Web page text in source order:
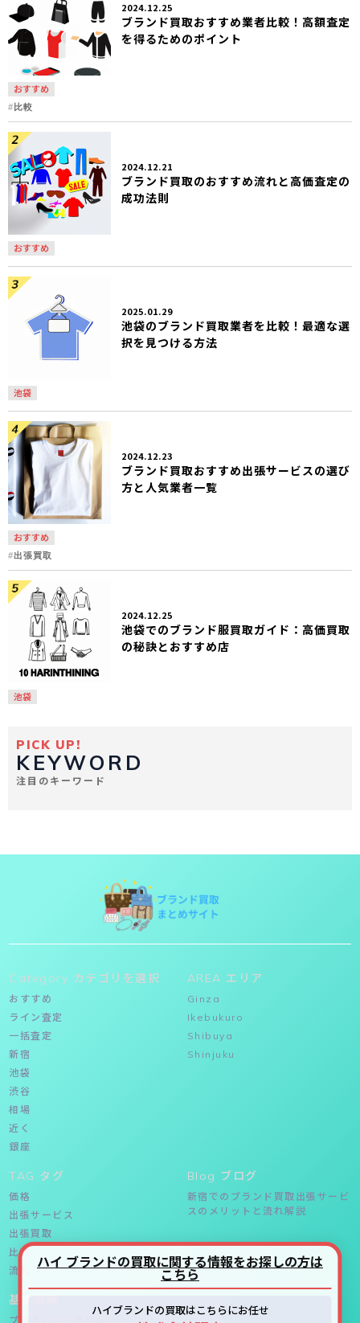
2024.12.25
ブランド買取おすすめ業者比較！高額査定
を得るためのポイント
おすすめ
比較
2024.12.21
ブランド買取のおすすめ流れと高価査定の
成功法則
おすすめ
2025.01.29
池袋のブランド買取業者を比較！最適な選
択を見つける方法
池袋
2024.12.23
ブランド買取おすすめ出張サービスの選び
方と人気業者一覧
おすすめ
出張買取
2024.12.25
池袋でのブランド服買取ガイド：高価買取
の秘訣とおすすめ店
池袋
PICK UP!
KEYWORD
注目のキーワード
ハイ ブランドの買取に関する情報をお探しの方は
こちら
ハイブランドの買取はこちらにお任せ
Category カテゴリを選択
おすすめ
ライン査定
一括査定
新宿
池袋
渋谷
相場
近く
銀座
AREA エリア
Ginza
Ikebukuro
Shibuya
Shinjuku
TAG タグ
価格
出張サービス
出張買取
比較
流れ
Blog ブログ
新宿でのブランド買取出張サービ
スのメリットと流れ解説
基本情報
プライバシーポリシー